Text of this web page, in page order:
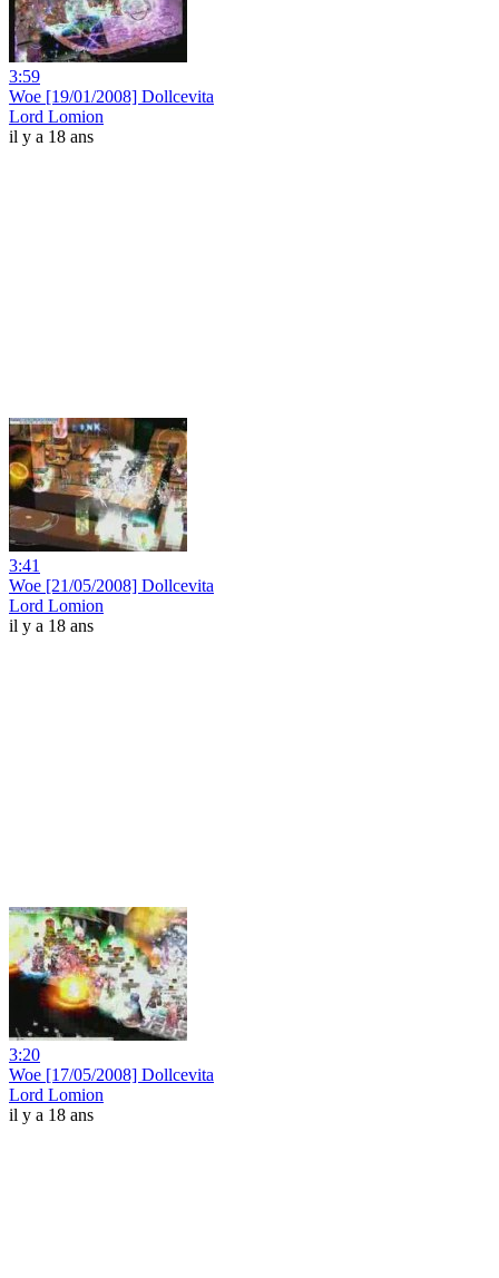
3:59
Woe [19/01/2008] Dollcevita
Lord Lomion
il y a 18 ans
3:41
Woe [21/05/2008] Dollcevita
Lord Lomion
il y a 18 ans
3:20
Woe [17/05/2008] Dollcevita
Lord Lomion
il y a 18 ans